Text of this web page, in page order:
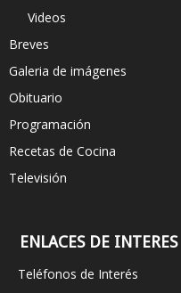
Videos
Breves
Galeria de imágenes
Obituario
Programación
Recetas de Cocina
Televisión
ENLACES DE INTERES
Teléfonos de Interés